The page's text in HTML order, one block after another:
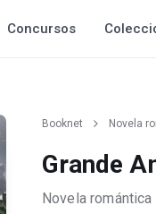
Concursos
Booknet Novela
Grande
Novela romántica